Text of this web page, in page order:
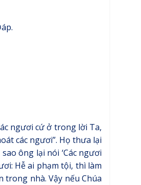
ngươi cứ ở trong lời Ta,
các ngươi”. Họ thưa lại
ông lại nói ‘Các ngươi
Hễ ai phạm tội, thì làm
nhà. Vậy nếu Chúa